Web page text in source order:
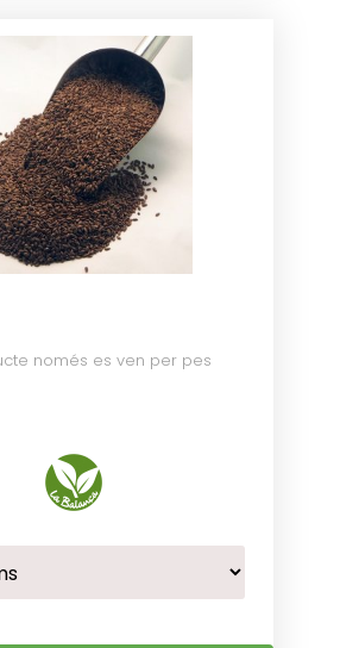
només es ven per pes